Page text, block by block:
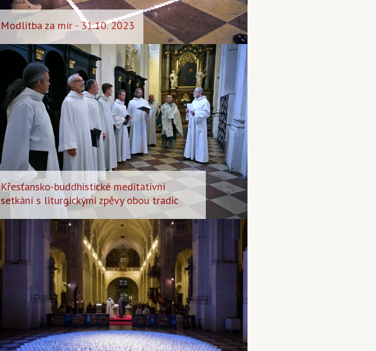
Modlitba za mír - 31.10. 2023
Křesťansko-buddhistické meditativní
setkání s liturgickými zpěvy obou tradic